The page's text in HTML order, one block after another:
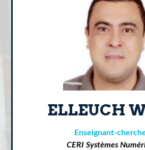
ELLEUCH
Enseignant-
CERI Systèmes